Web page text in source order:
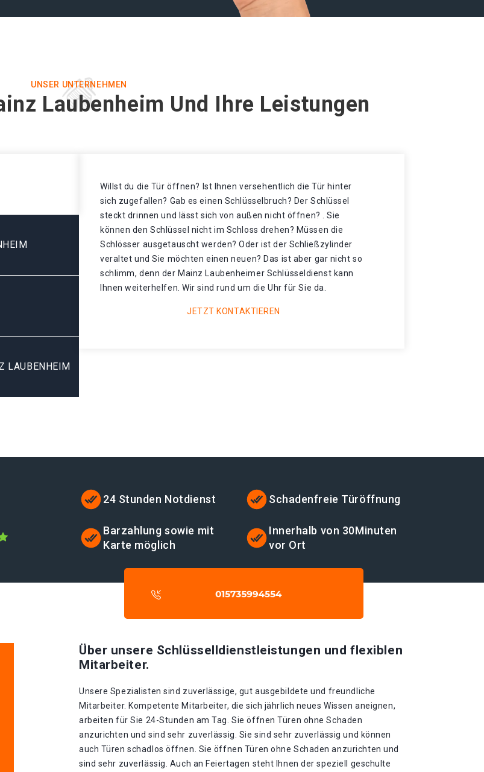
UNSER UNTERNEHMEN
Laubenheim Und Ihre Leistungen
LAUBENHEIM
Willst du die Tür öffnen? Ist Ihnen versehentlich die Tür hinter
sich zugefallen? Gab es einen Schlüsselbruch? Der Schlüssel
steckt drinnen und lässt sich von außen nicht öffnen? . Sie
können den Schlüssel nicht im Schloss drehen? Müssen die
Schlösser ausgetauscht werden? Oder ist der Schließzylinder
veraltet und Sie möchten einen neuen? Das ist aber gar nicht so
schlimm, denn der Mainz Laubenheimer Schlüsseldienst kann
Ihnen weiterhelfen. Wir sind rund um die Uhr für Sie da.
JETZT KONTAKTIEREN
24 Stunden Notdienst Schadenfreie Türöffnung
Barzahlung sowie mit
Karte möglich
Innerhalb von 30Minuten
vor Ort
Über unsere Schlüsselldienstleistungen und flexiblen
Mitarbeiter.
Unsere Spezialisten sind zuverlässige, gut ausgebildete und freundliche
Mitarbeiter. Kompetente Mitarbeiter, die sich jährlich neues Wissen aneignen,
arbeiten für Sie 24-Stunden am Tag. Sie öffnen Türen ohne Schaden
anzurichten und sind sehr zuverlässig. Sie sind sehr zuverlässig und können
auch Türen schadlos öffnen. Sie öffnen Türen ohne Schaden anzurichten und
sind sehr zuverlässig. Auch an Feiertagen steht Ihnen der speziell geschulte